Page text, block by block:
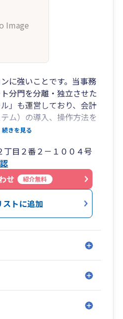
Image
に強いことです。当事務
分門を分離・独立させた
」も運営しており、会計
ム）の導入、操作方法を
、自計化へのサポートさ
お客様には「記帳代行サ
。社内に事務員がいらっ
作成した帳簿に基づいて
力サポート」を、経理担
活動していて時間がとれ
お預かりした領収書・通
続きを見る
丁目２番２－１００４号
せ
紹介無料
ストに追加